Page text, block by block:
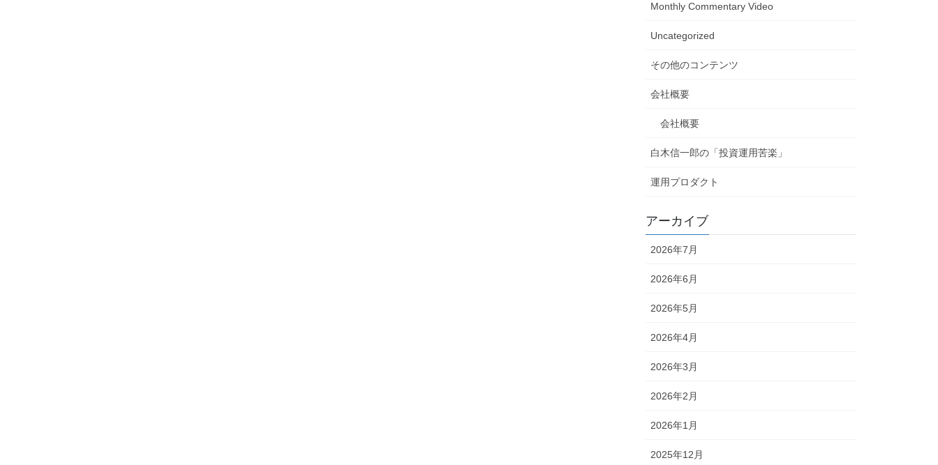
Monthly Commentary Video
Uncategorized
その他のコンテンツ
会社概要
会社概要
白木信一郎の「投資運用苦楽」
運用プロダクト
アーカイブ
2026年7月
2026年6月
2026年5月
2026年4月
2026年3月
2026年2月
2026年1月
2025年12月